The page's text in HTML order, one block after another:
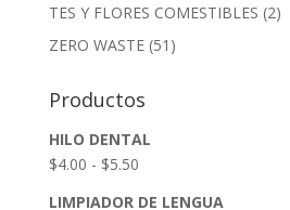
TES Y FLORES COMESTIBLES (2)
ZERO WASTE (51)
Productos
HILO DENTAL
$4.00 - $5.50Rango
LIMPIADOR DE LENGUA